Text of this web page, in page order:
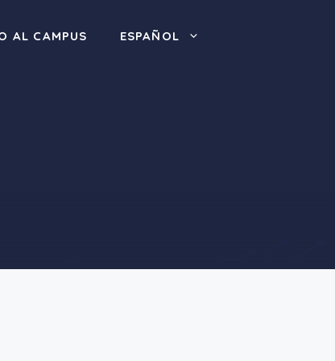
AL CAMPUS ESPAÑOL